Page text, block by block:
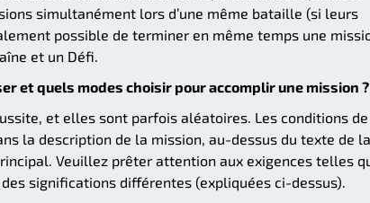
simultanément lors d’une même bataille (si leurs
possible de terminer en même temps une
et un Défi.
et quels modes choisir pour accomplir une mission ?
et elles sont parfois aléatoires. Les conditions de
la description de la mission, au-dessus du texte de la
Veuillez prêter attention aux exigences telles
significations différentes (expliquées ci-dessus).